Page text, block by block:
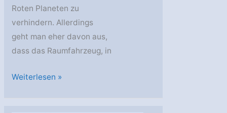
Roten Planeten zu
verhindern. Allerdings
geht man eher davon aus,
dass das Raumfahrzeug, in
Nozomi
Weiterlesen »